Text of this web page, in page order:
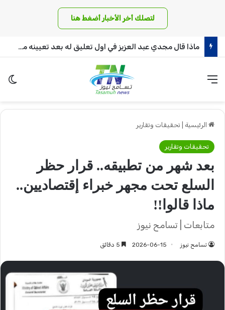
لتصلك أخر الأخبار أضغط هنا
ماذا قال مجدي عبد العزيز في اول تعليق له بعد تعيينه مديرا لقناة الزرقاء!
القائمة
الرئيسية تحقيقات وتقارير
تحقيقات وتقارير
بعد شهر من تطبيقه.. قرار حظر
السلع تحت مجهر خبراء إقتصاديين..
ماذا قالوا!!
متابعات | تسامح نيوز
تسامح نيوز 2026-06-15